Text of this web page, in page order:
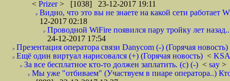
< Prizer> [1038] 23-12-2017 19:11
Видно, что это вы не знаете на какой сети
12-2017 02:18
Проводной WiFire появился пару тройку лет
24-12-2017 17:54
Презентация оператора связи Danycom (-) (Горячая новость)
Ещё один виртуал нарисовался (+) (Горячая новость) <
За все бесплатное кто-то должен заплатить. (с) (-) < say >
Мы уже "отбиваем" (Участвуем в пиаре оператора..)